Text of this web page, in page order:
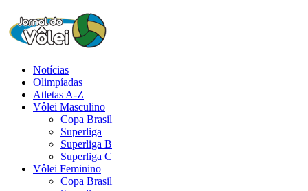
Notícias
Olimpíadas
Atletas A-Z
Vôlei Masculino
Copa Brasil
Superliga
Superliga B
Superliga C
Vôlei Feminino
Copa Brasil